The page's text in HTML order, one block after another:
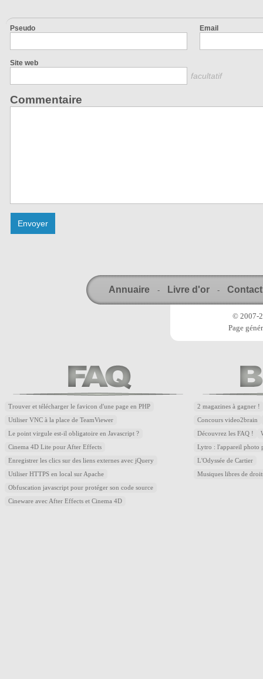
Pseudo Email
Site web
facultatif
Commentaire
Annuaire - Livre d'or - Contact
© 2007-
Page
Trouver et télécharger le favicon d'une page en PHP
Utiliser VNC à la place de TeamViewer
Le point virgule est-il obligatoire en Javascript ?
Cinema 4D Lite pour After Effects
Enregistrer les clics sur des liens externes avec jQuery
Utiliser HTTPS en local sur Apache
Obfuscation javascript pour protéger son code source
Cineware avec After Effects et Cinema 4D
2 magazines à gagner !
Concours video2brain
Découvrez les FAQ !
Lytro : l'appareil photo
L'Odyssée de Cartier
Musiques libres de